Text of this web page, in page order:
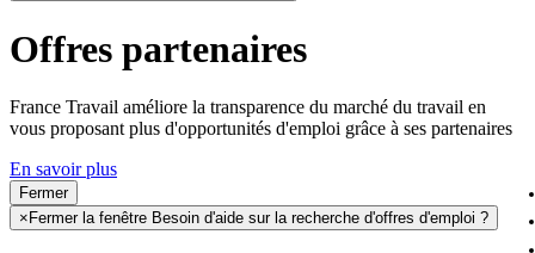
Offres partenaires
France Travail améliore la transparence du marché du travail en
vous proposant plus d'opportunités d'emploi grâce à ses partenaires
En savoir plus
Fermer
× Fermer la fenêtre Besoin d'aide sur la recherche d'offres d'emploi ?